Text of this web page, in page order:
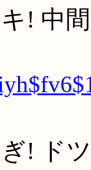
! 中
! ド